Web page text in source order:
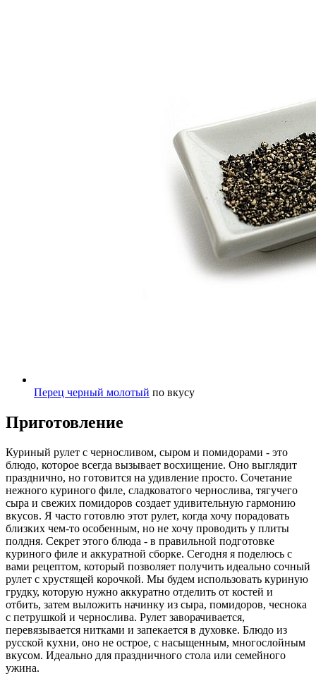
Перец черный молотый по вкусу
Приготовление
Куриный рулет с черносливом, сыром и помидорами - это
блюдо, которое всегда вызывает восхищение. Оно выглядит
празднично, но готовится на удивление просто. Сочетание
нежного куриного филе, сладковатого чернослива, тягучего
сыра и свежих помидоров создает удивительную гармонию
вкусов. Я часто готовлю этот рулет, когда хочу порадовать
близких чем-то особенным, но не хочу проводить у плиты
полдня. Секрет этого блюда - в правильной подготовке
куриного филе и аккуратной сборке. Сегодня я поделюсь с
вами рецептом, который позволяет получить идеально сочный
рулет с хрустящей корочкой. Мы будем использовать куриную
грудку, которую нужно аккуратно отделить от костей и
отбить, затем выложить начинку из сыра, помидоров, чеснока
с петрушкой и чернослива. Рулет заворачивается,
перевязывается нитками и запекается в духовке. Блюдо из
русской кухни, оно не острое, с насыщенным, многослойным
вкусом. Идеально для праздничного стола или семейного
ужина.